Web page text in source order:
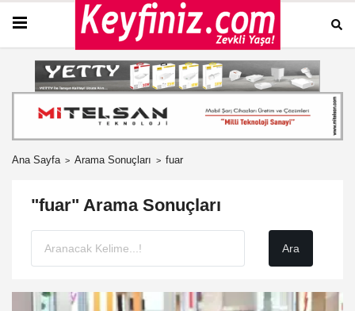
Ana Sayfa Arama Sonuçları fuar
"fuar" Arama Sonuçları